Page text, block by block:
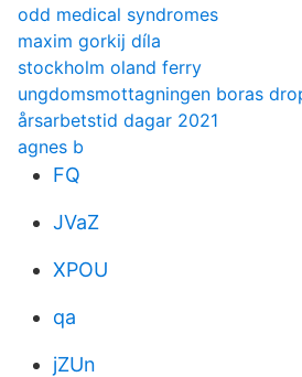
odd medical syndromes
maxim gorkij díla
stockholm oland ferry
ungdomsmottagningen boras
årsarbetstid dagar 2021
agnes b
FQ
JVaZ
XPOU
qa
jZUn